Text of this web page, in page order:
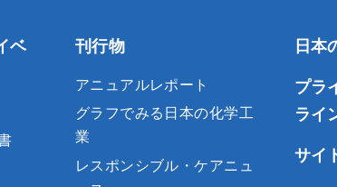
ベ
刊行物
アニュアルレポート
グラフでみる日本の化学工
業
レスポンシブル・ケアニュ
日本
プラ
ライ
サイ